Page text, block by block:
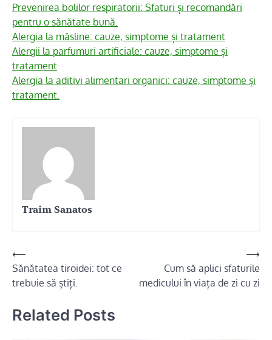
Prevenirea bolilor respiratorii: Sfaturi și recomandări
pentru o sănătate bună.
Alergia la măsline: cauze, simptome și tratament
Alergii la parfumuri artificiale: cauze, simptome și
tratament
Alergia la aditivi alimentari organici: cauze, simptome și
tratament.
Traim Sanatos
Navigare
în
⟵
Sănătatea tiroidei: tot ce
trebuie să știți.
Cum să aplici sfaturile
medicului în viața de zi cu zi
⟶
Related Posts